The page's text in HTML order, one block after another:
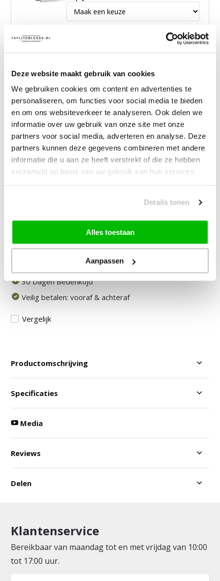
Deze website maakt gebruik van cookies
We gebruiken cookies om content en advertenties te
personaliseren, om functies voor social media te bieden
en om ons websiteverkeer te analyseren. Ook delen we
informatie over uw gebruik van onze site met onze
partners voor social media, adverteren en analyse. Deze
partners kunnen deze gegevens combineren met andere
informatie die u aan ze heeft verstrekt of die ze hebben
verzameld op basis van uw gebruik van hun services.
Details tonen
Alles toestaan
Aanpassen
Wasbaar & Anti-slip Grijs
vanaf 19,90 10% korting
Bundelkorting: 29,95
Vink producten om toe te voegen
vinden.
Stuur mail of bel 085-2007065
Door klanten beoordeeld met een 8,9!
Gratis Verzending in NL & BE!
30 Dagen Bedenktijd
Veilig betalen: vooraf & achteraf
Vergelijk
Productomschrijving
Specificaties
Media
Reviews
Delen
Klantenservice
Bereikbaar van maandag tot en met vrijdag van 10:00
tot 17:00 uur.